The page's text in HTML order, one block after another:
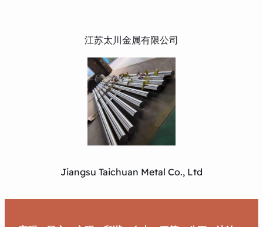
江苏太川金属有限公司
Jiangsu Taichuan Metal Co., Ltd